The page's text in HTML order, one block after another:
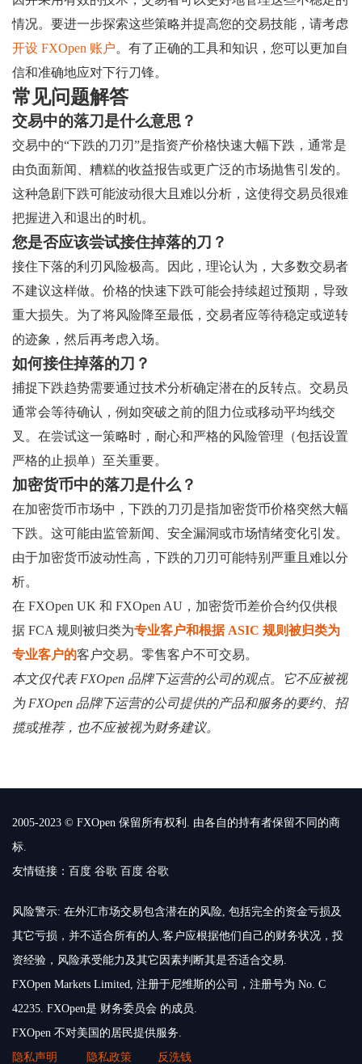
情况。要进一步探索这些策略并提高您的交易技能，请考虑
开设 FXOpen 账户。有了正确的工具和知识，您可以更加自
信和准确地应对下行刀锋。
常见问题解答
交易中的落刀是什么意思？
交易中的“下跌的刀刃”是指资产价格快速大幅下跌，通常是
由负面新闻、糟糕的收益报告或更广泛的市场抛售引发的。
这种急剧下跌可能波动很大且难以分析，这使得交易员很难
把握进入和退出的时机。
您是否应该尝试接住掉落的刀？
接住下落的利刃风险极高。因此，理论认为，大多数交易者
不建议这样做。价格的快速下跌可能会持续超过预期，导致
重大损失。为了将风险降至最低，交易者应等待稳定或逆转
的迹象，然后再考虑入场。
如何接住掉落的刀？
捕捉下跌趋势需要通过技术分析确定潜在的反转点。交易员
通常会等待确认，例如突破之前的阻力位或移动平均线交
叉。在尝试这一策略时，耐心和严格的风险管理（包括设置
严格的止损单）至关重要。
加密货币中的落刀是什么？
在加密货币市场中，下跌的刀刃是指加密货币价格突然大幅
下跌。这可能由监管新闻、安全漏洞或市场情绪变化引发。
由于加密货币波动性高，下跌的刀刃可能特别严重且难以分
析。
在 FXOpen UK 和 FXOpen AU，加密货币差价合约仅供根
据 FCA 规则被归类为专业客户和根据 ASIC 规则被归类为
专业客户的客户交易。零售客户不可交易。
本文仅代表 FXOpen 品牌下运营的公司的观点。它不应被视
为 FXOpen 品牌下运营的公司提供的产品和服务的要约、招
揽或推荐，也不应被视为财务建议。
2005-2023 © FXOpen 保留所有权利. 由各自的持有者保留不同的商
标.
友情链接： 百度 谷歌 百度 谷歌
风险警示: 在外汇市场交易包含潜在的风险, 包括完全的资金亏损及
其它亏损，并不适合所有的人.客户应根据他们自己的财务状况，投
资经验，风险承受能力及其它因素判断其是否适合交易.
FXOpen Markets Limited, 注册于尼维斯的公司，注册号为 No. C
42235. FXOpen是 财务委员会 的成员.
FXOpen 不对美国的居民提供服务.
隐私声明
隐私政策 反洗钱